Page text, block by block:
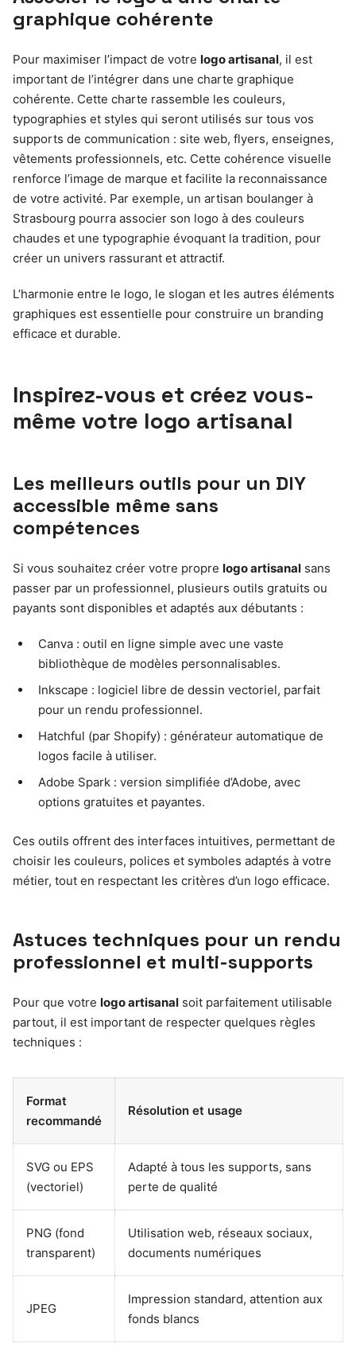
graphique cohérente
Pour maximiser l’impact de votre logo artisanal, il est
important de l’intégrer dans une charte graphique
cohérente. Cette charte rassemble les couleurs,
typographies et styles qui seront utilisés sur tous vos
supports de communication : site web, flyers, enseignes,
vêtements professionnels, etc. Cette cohérence visuelle
renforce l’image de marque et facilite la reconnaissance
de votre activité. Par exemple, un artisan boulanger à
Strasbourg pourra associer son logo à des couleurs
chaudes et une typographie évoquant la tradition, pour
créer un univers rassurant et attractif.
L’harmonie entre le logo, le slogan et les autres éléments
graphiques est essentielle pour construire un branding
efficace et durable.
Inspirez-vous et créez vous-
même votre logo artisanal
Les meilleurs outils pour un DIY
accessible même sans
compétences
Si vous souhaitez créer votre propre logo artisanal sans
passer par un professionnel, plusieurs outils gratuits ou
payants sont disponibles et adaptés aux débutants :
Canva : outil en ligne simple avec une vaste
bibliothèque de modèles personnalisables.
Inkscape : logiciel libre de dessin vectoriel, parfait
pour un rendu professionnel.
Hatchful (par Shopify) : générateur automatique de
logos facile à utiliser.
Adobe Spark : version simplifiée d’Adobe, avec
options gratuites et payantes.
Ces outils offrent des interfaces intuitives, permettant de
choisir les couleurs, polices et symboles adaptés à votre
métier, tout en respectant les critères d’un logo efficace.
Astuces techniques pour un rendu
professionnel et multi-supports
Pour que votre logo artisanal soit parfaitement utilisable
partout, il est important de respecter quelques règles
techniques :
Format
recommandé
Résolution et usage
SVG ou EPS
(vectoriel)
Adapté à tous les supports, sans
perte de qualité
PNG (fond
transparent)
Utilisation web, réseaux sociaux,
documents numériques
JPEG
Impression standard, attention aux
fonds blancs